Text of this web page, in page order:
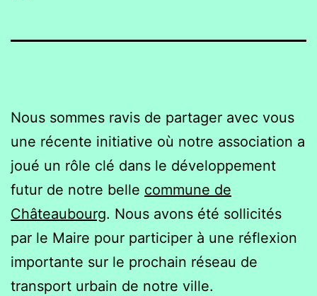
Nous sommes ravis de partager avec vous
une récente initiative où notre association a
joué un rôle clé dans le développement
futur de notre belle commune de
Châteaubourg. Nous avons été sollicités
par le Maire pour participer à une réflexion
importante sur le prochain réseau de
transport urbain de notre ville.